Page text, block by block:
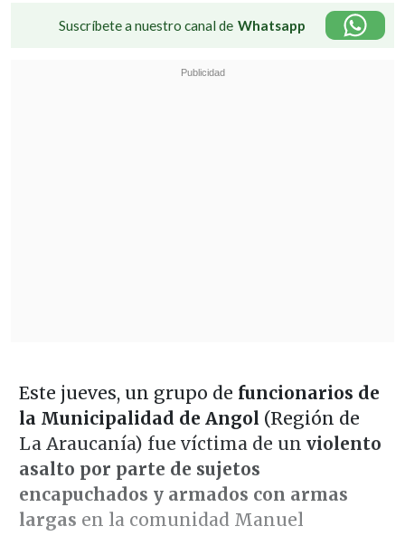
Suscríbete a nuestro canal de Whatsapp
Este jueves, un grupo de funcionarios de
la Municipalidad de Angol (Región de
La Araucanía) fue víctima de un violento
asalto por parte de sujetos
encapuchados y armados con armas
largas en la comunidad Manuel